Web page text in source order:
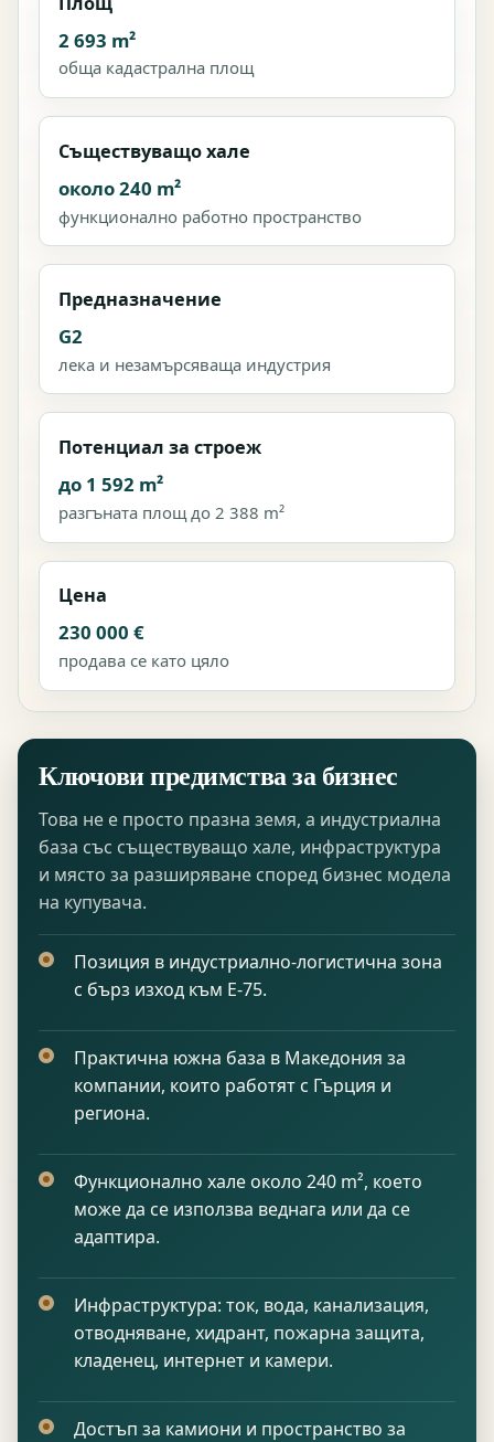
2 693 m²
обща кадастрална площ
Съществуващо хале
около 240 m²
функционално работно пространство
Предназначение
G2
лека и незамърсяваща индустрия
Потенциал за строеж
до 1 592 m²
разгъната площ до 2 388 m²
Цена
230 000 €
продава се като цяло
Ключови предимства за бизнес
Това не е просто празна земя, а индустриална
база със съществуващо хале, инфраструктура
и място за разширяване според бизнес модела
на купувача.
Позиция в индустриално-логистична зона
с бърз изход към E-75.
Практична южна база в Македония за
компании, които работят с Гърция и
региона.
Функционално хале около 240 m², което
може да се използва веднага или да се
адаптира.
Инфраструктура: ток, вода, канализация,
отводняване, хидрант, пожарна защита,
кладенец, интернет и камери.
Достъп за камиони и пространство за